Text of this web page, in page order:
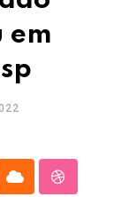
em
Cloud